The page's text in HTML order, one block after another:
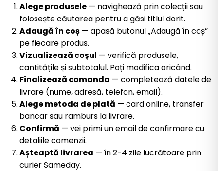
Alege produsele — navighează prin colecții sau
folosește căutarea pentru a găsi titlul dorit.
Adaugă în coș — apasă butonul „Adaugă în coș”
pe fiecare produs.
Vizualizează coșul — verifică produsele,
cantitățile și subtotalul. Poți modifica oricând.
Finalizează comanda — completează datele de
livrare (nume, adresă, telefon, email).
Alege metoda de plată — card online, transfer
bancar sau ramburs la livrare.
Confirmă — vei primi un email de confirmare cu
detaliile comenzii.
Așteaptă livrarea — în 2-4 zile lucrătoare prin
curier Sameday.